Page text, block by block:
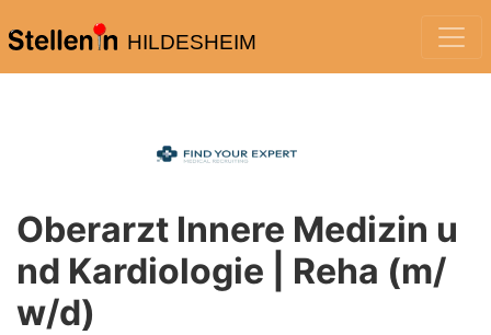
HILDESHEIM
Oberarzt Innere Medizin u
nd Kardiologie | Reha (m/
w/d)